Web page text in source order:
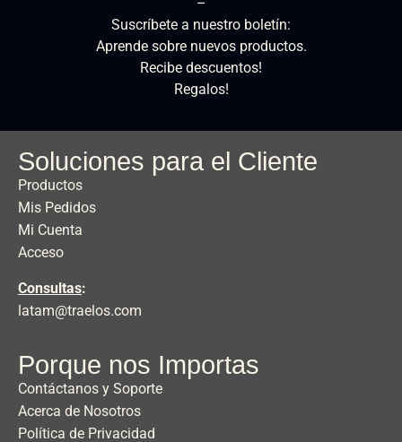
Suscríbete a nuestro boletín:
Aprende sobre nuevos productos.
Recibe descuentos!
Regalos!
Soluciones para el Cliente
Productos
Mis Pedidos
Mi Cuenta
Acceso
Consultas:
latam@traelos.com
Porque nos Importas
Contáctanos y Soporte
Acerca de Nosotros
Política de Privacidad